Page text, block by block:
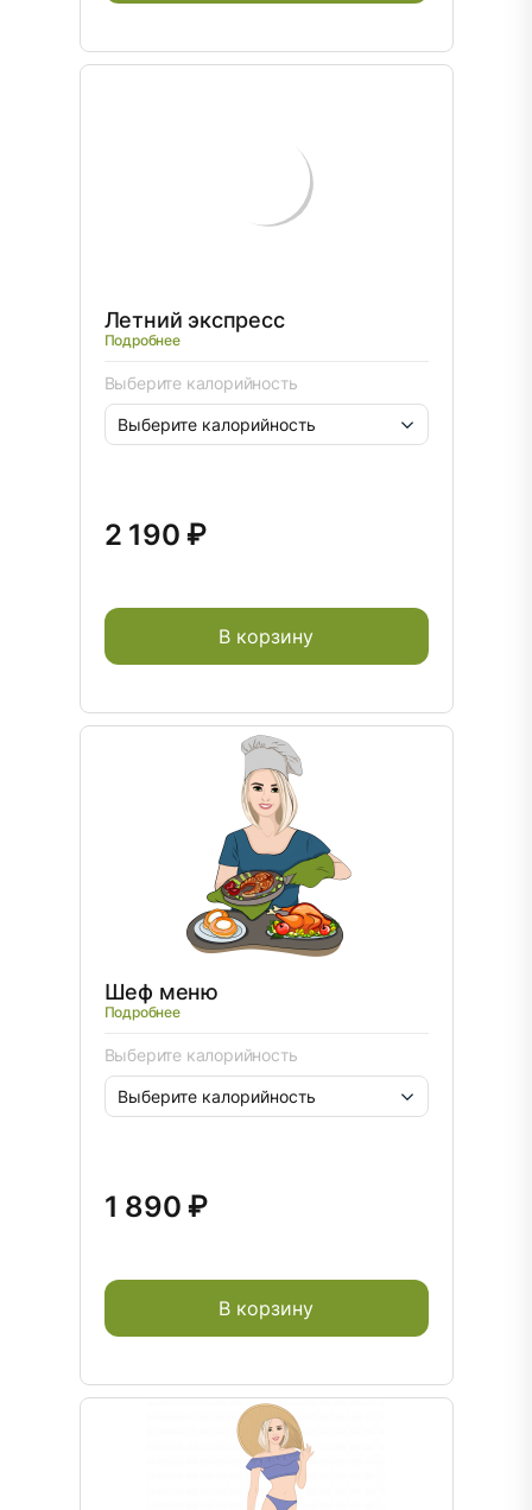
Летний экспресс
Подробнее
Выберите калорийность
2 190 ₽
В корзину
Шеф меню
Подробнее
Выберите калорийность
1 890 ₽
В корзину